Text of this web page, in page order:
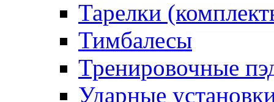
Тарелки
Тимбалесы
Тренировочные
Ударные